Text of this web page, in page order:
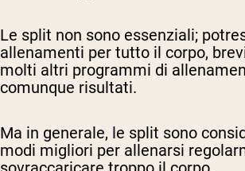
Le split non sono essenziali;
allenamenti per tutto il corpo,
molti altri programmi di
comunque risultati.
Ma in generale, le split sono
modi migliori per allenarsi